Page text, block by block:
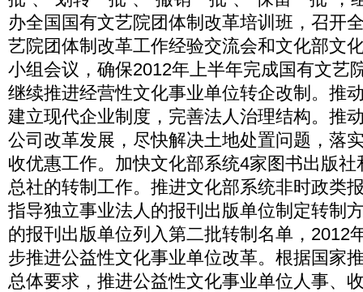
办全国国有文艺院团体制改革培训班，召开
艺院团体制改革工作经验交流会和文化部文
小组会议，确保2012年上半年完成国有文艺
继续推进经营性文化事业单位转企改制。推
建立现代企业制度，完善法人治理结构。推
公司改革发展，尽快解决土地处置问题，落
收优惠工作。加快文化部系统4家图书出版
总社的转制工作。推进文化部系统非时政类
指导独立事业法人的报刊出版单位制定转制
的报刊出版单位列入第二批转制名单，2012
步推进公益性文化事业单位改革。根据国家
总体要求，推进公益性文化事业单位人事、